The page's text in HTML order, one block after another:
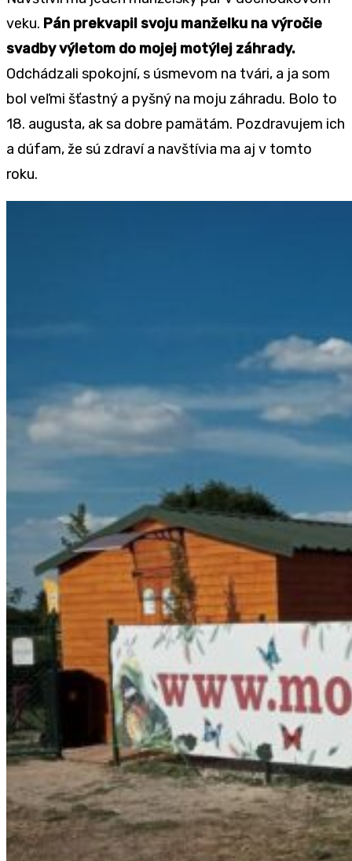
veku. Pán prekvapil svoju manželku na výročie
svadby výletom do mojej motýlej záhrady.
Odchádzali spokojní, s úsmevom na tvári, a ja som
bol veľmi šťastný a pyšný na moju záhradu. Bolo to
18. augusta, ak sa dobre pamätám. Pozdravujem ich
a dúfam, že sú zdraví a navštívia ma aj v tomto
roku.